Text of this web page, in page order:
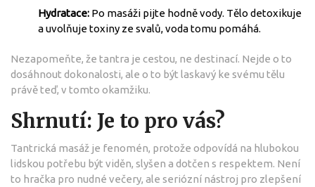
Hydratace: Po masáži pijte hodně vody. Tělo detoxikuje
a uvolňuje toxiny ze svalů, voda tomu pomáhá.
Nezapomeňte, že tantra je cestou, ne destinací. Nejde o to
dosáhnout dokonalosti, ale o to být laskavý ke svému tělu
právě teď, v tomto okamžiku.
Shrnutí: Je to pro vás?
Tantrická masáž je fenomén, protože odpovídá na hlubokou
lidskou potřebu být viděn, slyšen a dotčen s respektem. Není
to hračka pro nudné večery, ale seriózní nástroj pro zlepšení